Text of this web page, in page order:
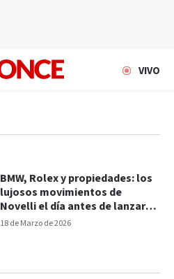
VIVO
18 de Marzo de 2026
BMW, Rolex y propiedades: los
lujosos movimientos de
Novelli el día antes de lanzar
$LIBRA